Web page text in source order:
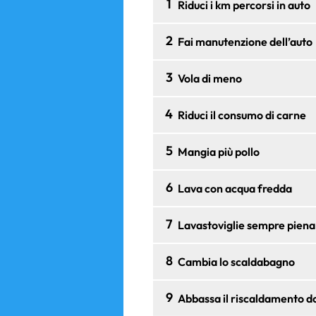
1 Riduci i km percorsi in auto
2 Fai manutenzione dell’auto
3 Vola di meno
4 Riduci il consumo di carne
5 Mangia più pollo
6 Lava con acqua fredda
7 Lavastoviglie sempre piena
8 Cambia lo scaldabagno
9 Abbassa il riscaldamento